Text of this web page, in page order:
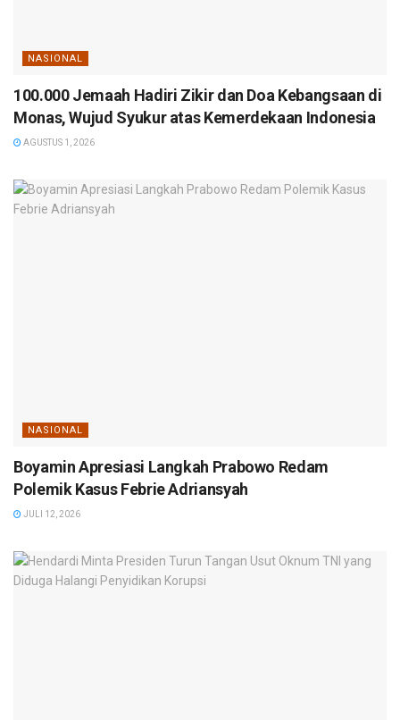
NASIONAL
100.000 Jemaah Hadiri Zikir dan Doa Kebangsaan di
Monas, Wujud Syukur atas Kemerdekaan Indonesia
AGUSTUS 1, 2026
NASIONAL
Boyamin Apresiasi Langkah Prabowo Redam
Polemik Kasus Febrie Adriansyah
JULI 12, 2026